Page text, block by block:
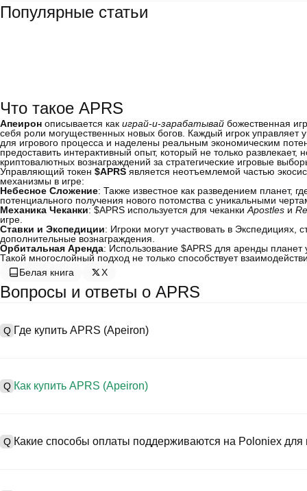
Популярные статьи
Что такое APRS
Апеирон описывается как играй-и-зарабатывай божественная
себя роли могущественных новых богов. Каждый игрок
для игрового процесса и наделены реальным экономическим
предоставить интерактивный опыт, который не только
криптовалютных вознаграждений за стратегические игровые
Управляющий токен $APRS является неотъемлемой частью
механизмы в игре:
Небесное Сложение: Также известное как разведением планет,
потенциального получения нового потомства с уникальными
Механика Чеканки: $APRS используется для чеканки Apostles и
игре.
Ставки и Экспедиции: Игроки могут участвовать в Экспедициях,
дополнительные вознаграждения.
Орбитальная Аренда: Использование $APRS для аренды
Такой многослойный подход не только способствует
Белая книга
X
Вопросы и ответы о APRS
Q Где купить APRS (Apeiron)
предоставляют удобные интерфейсы, высокую ликвидность и
Например, Poloniex поддерживает торговлю разнообразными
Процесс покупки Apeiron на CEX следующий:
1. Создайте учетную запись и пройдите KYC-верификацию.
Q Как купить APRS (Apeiron)
торговать APRS (Apeiron) и широким спектром
Q Какие способы оплаты поддерживаются на Poloniex для